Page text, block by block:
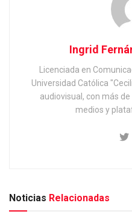
Ingrid
Licenciada en
Universidad Católica
audiovisual, con más
medios y
Noticias Relacionadas